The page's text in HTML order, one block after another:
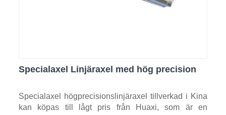
Specialaxel Linjäraxel med hög precision
Specialaxel högprecisionslinjäraxel tillverkad i Kina
kan köpas till lågt pris från Huaxi, som är en